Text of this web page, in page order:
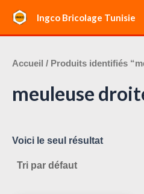
contenu
Ingco Bricolage Tunisie
Accueil / Produits identifiés
meuleuse
Voici le seul résultat